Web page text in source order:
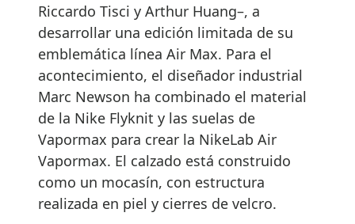
Riccardo Tisci y Arthur Huang–, a
desarrollar una edición limitada de su
emblemática línea Air Max. Para el
acontecimiento, el diseñador industrial
Marc Newson ha combinado el material
de la Nike Flyknit y las suelas de
Vapormax para crear la NikeLab Air
Vapormax. El calzado está construido
como un mocasín, con estructura
realizada en piel y cierres de velcro.